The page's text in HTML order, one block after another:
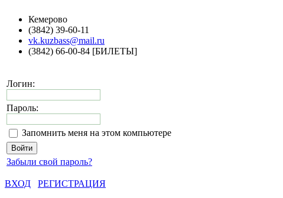
Кемерово
(3842) 39-60-11
vk.kuzbass@mail.ru
(3842) 66-00-84 [БИЛЕТЫ]
Логин:
Пароль:
Запомнить меня на этом компьютере
Забыли свой пароль?
ВХОД
РЕГИСТРАЦИЯ